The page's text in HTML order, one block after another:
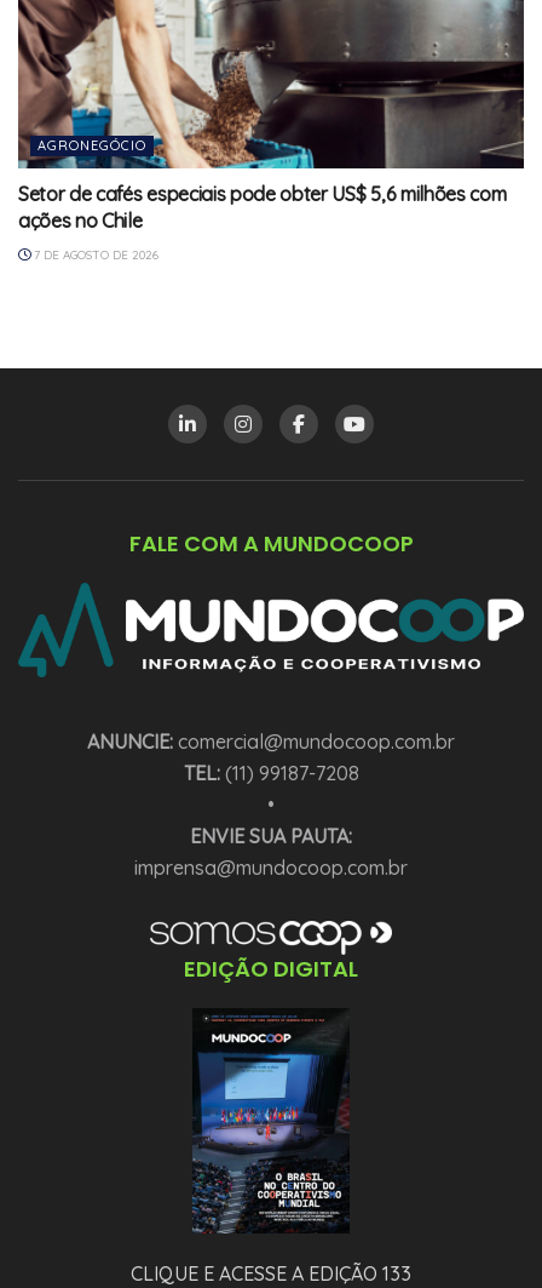
AGRONEGÓCIO
Setor de cafés especiais pode obter US$ 5,6 milhões com
ações no Chile
7 DE AGOSTO DE 2026
FALE COM A MUNDOCOOP
ANUNCIE: comercial@mundocoop.com.br
TEL:(11) 99187-7208
•
ENVIE SUA PAUTA:
imprensa@mundocoop.com.br
EDIÇÃO DIGITAL
CLIQUE E ACESSE A EDIÇÃO 133